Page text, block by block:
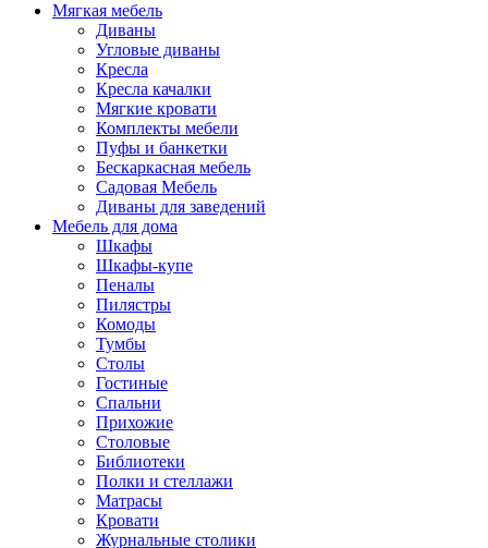
Мягкая мебель
Диваны
Угловые диваны
Кресла
Кресла качалки
Мягкие кровати
Комплекты мебели
Пуфы и банкетки
Бескаркасная мебель
Садовая Мебель
Диваны для заведений
Мебель для дома
Шкафы
Шкафы-купе
Пеналы
Пилястры
Комоды
Тумбы
Столы
Гостиные
Спальни
Прихожие
Столовые
Библиотеки
Полки и стеллажи
Матрасы
Кровати
Журнальные столики